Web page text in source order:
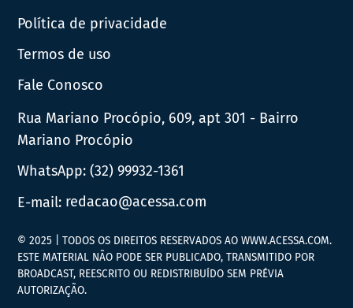
Política de privacidade
Termos de uso
Fale Conosco
Rua Mariano Procópio, 609, apt 301 - Bairro
Mariano Procópio
WhatsApp:(32) 99932-1361
E-mail: redacao@acessa.com
© 2025 | TODOS OS DIREITOS RESERVADOS AO WWW.ACESSA.COM.
ESTE MATERIAL NÃO PODE SER PUBLICADO, TRANSMITIDO POR
BROADCAST, REESCRITO OU REDISTRIBUÍDO SEM PRÉVIA
AUTORIZAÇÃO.